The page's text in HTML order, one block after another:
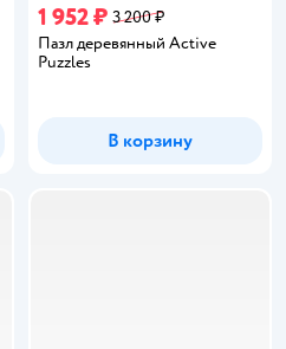
1 952 ₽ 3 200 ₽
Пазл деревянный Active
Puzzles
В корзину